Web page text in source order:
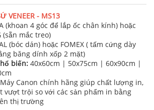
VENEER - MS13
(khoan 4 góc để lắp ốc chân kính) hoặc
(sẵn mắc treo)
(bóc dán) hoặc FOMEX ( tấm cứng dày
băng dính xốp 2 mặt)
biến: 40x60cm | 50x75cm | 60x90cm |
Canon chính hãng giúp chất lượng in,
vượt trội so với các sản phẩm in bằng
thị trường